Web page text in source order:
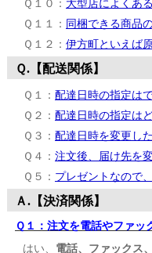
Ｑ１０： 大型店によくあ
Ｑ１１： 同梱できる商品
Ｑ１２： 伊方町といえば
Ｑ.【配送関係】
Ｑ１： 配達日時の指定は
Ｑ２： 配達日時の指定は
Ｑ３： 配達日時を変更し
Ｑ４： 注文後、届け先を
Ｑ５： プレゼントなので
Ａ.【決済関係】
Ｑ１：注文を電話やファッ
はい、 電話、ファックス